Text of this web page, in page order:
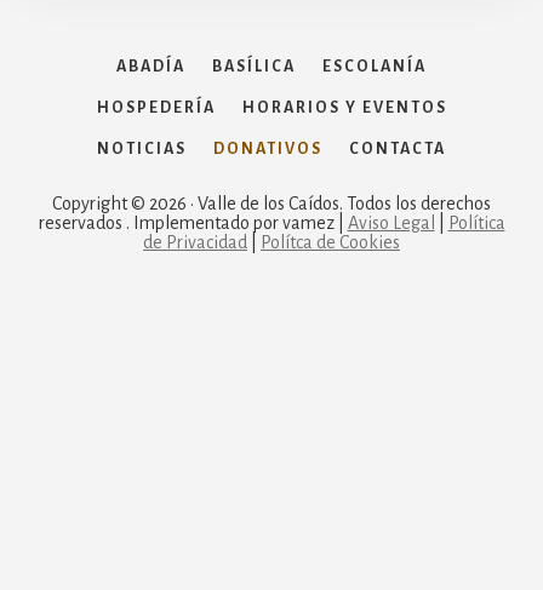
ABADÍA BASÍLICA ESCOLANÍA
HOSPEDERÍA HORARIOS Y EVENTOS
NOTICIAS DONATIVOS CONTACTA
Copyright © 2026 · Valle de los Caídos. Todos los derechos
reservados . Implementado por vamez | Aviso Legal
Política
de Privacidad
Polítca de Cookies